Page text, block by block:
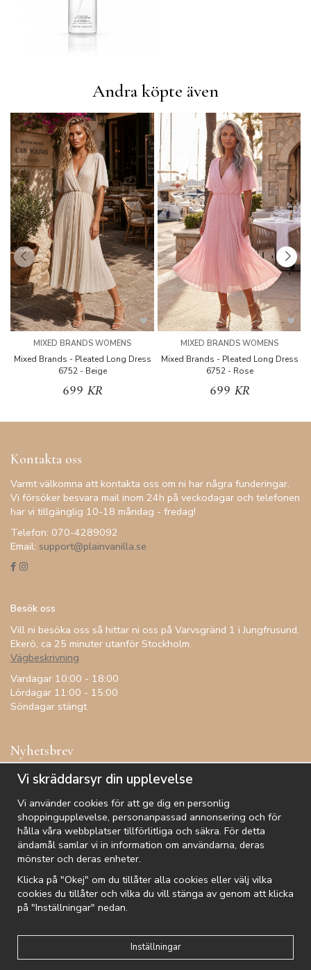
Andra köpte även
MIXED BRANDS WOMENS
Mixed Brands - Pleated Long Dress
6752 - Beige
699 KR
MIXED BRANDS WOMENS
Mixed Brands - Pleated Long Dress
6752 - Rose
699 KR
Kontakta oss
Varmt välkomna att kontakta oss om ni har några funderingar.
Vi försöker besvara mail inom 24h på veckodagar och telefonen
har vi tillgänglig 10-18 måndag - fredag!
Telefon: 070-4289092
Email: support@plainvanilla.se
Besök oss
Vill ni besöka oss så hittar ni oss på Varvsgränd 1 i Jungfrusund,
Ekerö, ca 25 minuter utanför Stockholm.
Vägbeskrivning
Vardagar 10:00 - 18:00
Lördagar 11:00 - 15:00
Söndagar stängt
Nyhetsbrev
Få inspiration, förtur till kampanjer, specialerbjudanden och
De uppgifter du matar in kommer endast användas till våra nyhetsbrev.
Logga in
Om cookies Integritetspolicy
Vi skräddarsyr din upplevelse
Vi använder cookies för att ge dig en personlig
shoppingupplevelse, personanpassad annonsering och för
hålla våra webbplatser tillförlitliga och säkra. För detta
ändamål samlar vi in information om användarna, deras
mönster och deras enheter.
Klicka på "Okej" om du tillåter alla cookies eller välj vilka
cookies du tillåter och vilka du vill stänga av genom att klicka
på "Inställningar" nedan.
Inställningar